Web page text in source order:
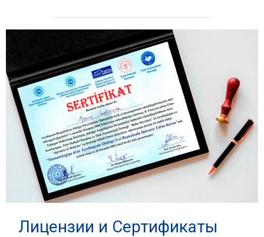
Лицензии и Сертификаты